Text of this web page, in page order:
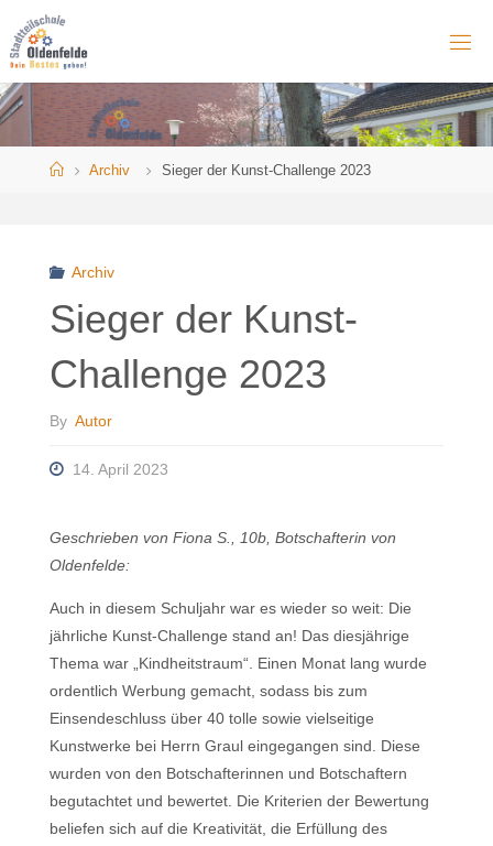
content
HomeArchiv Sieger der Kunst-Challenge 2023
Archiv
Sieger der Kunst-
Challenge 2023
By Autor
14. April 2023
Geschrieben von Fiona S., 10b, Botschafterin von
Oldenfelde:
Auch in diesem Schuljahr war es wieder so weit: Die
jährliche Kunst-Challenge stand an! Das diesjährige
Thema war „Kindheitstraum“. Einen Monat lang wurde
ordentlich Werbung gemacht, sodass bis zum
Einsendeschluss über 40 tolle sowie vielseitige
Kunstwerke bei Herrn Graul eingegangen sind. Diese
wurden von den Botschafterinnen und Botschaftern
begutachtet und bewertet. Die Kriterien der Bewertung
beliefen sich auf die Kreativität, die Erfüllung des